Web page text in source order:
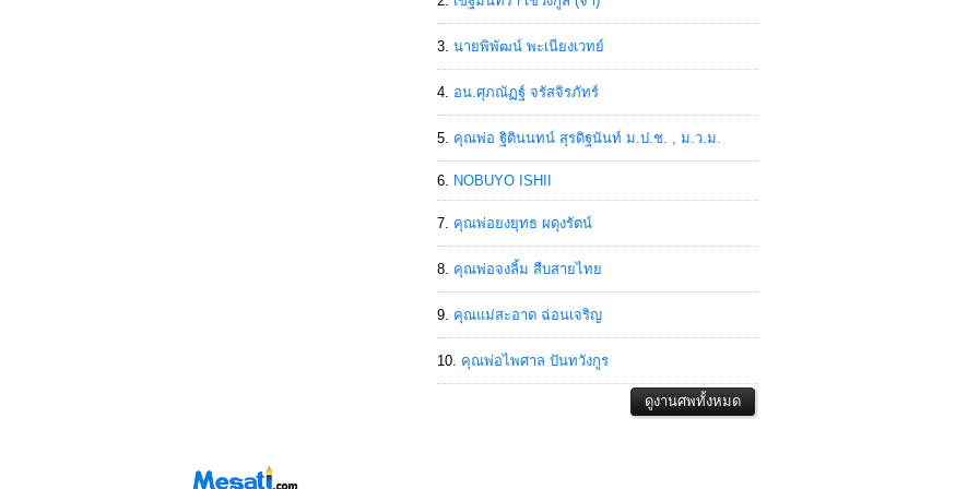
นายพิพัฒน์ พะเนียงเวทย์
อน.ศุภณัฏฐ์ จรัสจิรภัทร์
คุณพ่อ ฐิตินนทน์ สุรดิฐนันท์ ม.ป.ช. , ม.ว.ม.
NOBUYO ISHII
คุณพ่อยงยุทธ ผดุงรัตน์
คุณพ่อจงลิ้ม สืบสายไทย
คุณแม่สะอาด ฉ่อนเจริญ
คุณพ่อไพศาล ปันทวังกูร